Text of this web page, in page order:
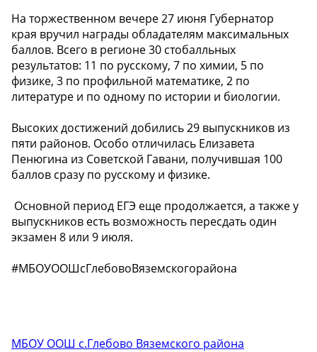
На торжественном вечере 27 июня Губернатор
края вручил награды обладателям максимальных
баллов. Всего в регионе 30 стобалльных
результатов: 11 по русскому, 7 по химии, 5 по
физике, 3 по профильной математике, 2 по
литературе и по одному по истории и биологии.
Высоких достижений добились 29 выпускников из
пяти районов. Особо отличилась Елизавета
Пенюгина из Советской Гавани, получившая 100
баллов сразу по русскому и физике.
️ Основной период ЕГЭ еще продолжается, а также у
выпускников есть возможность пересдать один
экзамен 8 или 9 июля.
#МБОУООШсГлебовоВяземскогорайона
МБОУ ООШ с.Глебово Вяземского района